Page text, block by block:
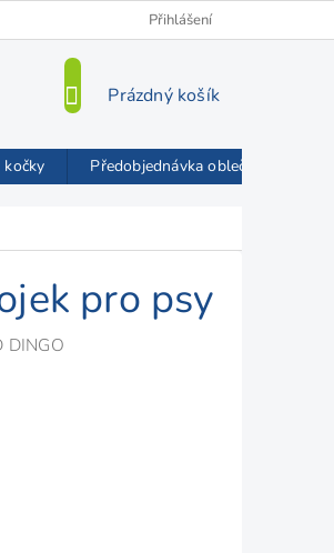
VIP Slevy
Přihlášení
NÁKUPNÍ
Prázdný košík
Předobjednávka oblečků FMD
pro psy
DINGO